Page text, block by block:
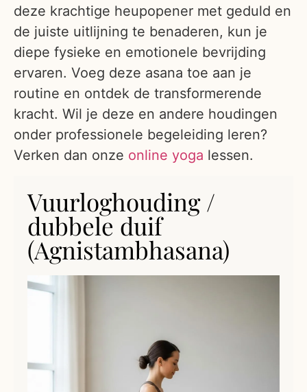
deze krachtige heupopener met geduld en
de juiste uitlijning te benaderen, kun je
diepe fysieke en emotionele bevrijding
ervaren. Voeg deze asana toe aan je
routine en ontdek de transformerende
kracht. Wil je deze en andere houdingen
onder professionele begeleiding leren?
Verken dan onze online yoga lessen.
Vuurloghouding /
dubbele duif
(Agnistambhasana)